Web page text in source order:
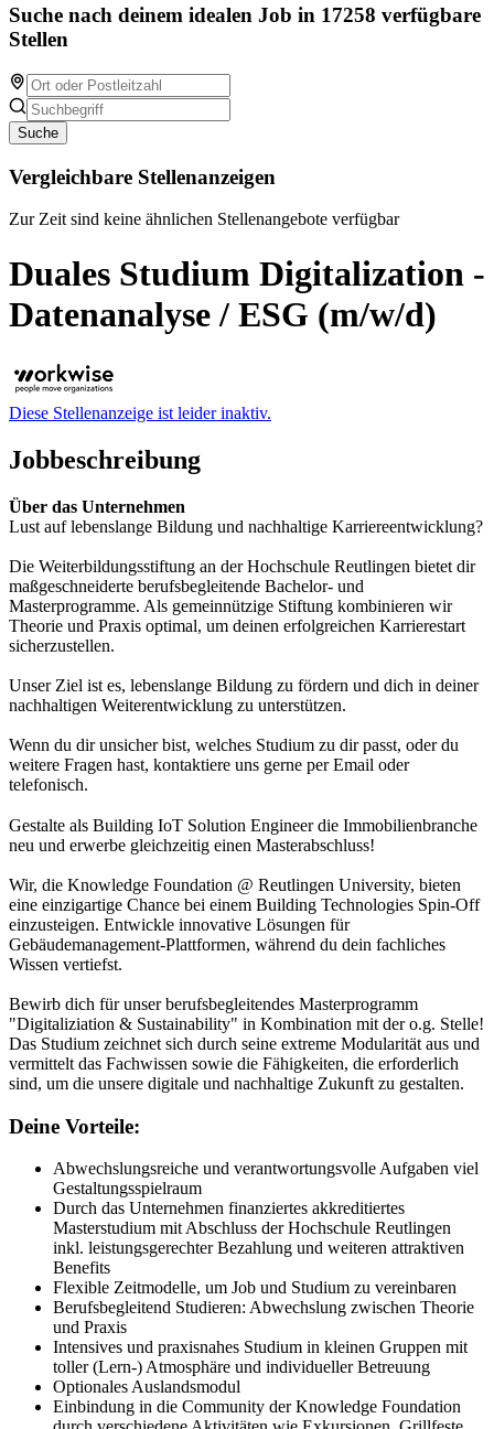
Suche nach deinem idealen Job in 17258 verfügbare
Stellen
Suche
Vergleichbare Stellenanzeigen
Zur Zeit sind keine ähnlichen Stellenangebote verfügbar
Duales Studium Digitalization -
Datenanalyse / ESG (m/w/d)
Diese Stellenanzeige ist leider inaktiv.
Jobbeschreibung
Über das Unternehmen
Lust auf lebenslange Bildung und nachhaltige Karriereentwicklung?
Die Weiterbildungsstiftung an der Hochschule Reutlingen bietet dir
maßgeschneiderte berufsbegleitende Bachelor- und
Masterprogramme. Als gemeinnützige Stiftung kombinieren wir
Theorie und Praxis optimal, um deinen erfolgreichen Karrierestart
sicherzustellen.
Unser Ziel ist es, lebenslange Bildung zu fördern und dich in deiner
nachhaltigen Weiterentwicklung zu unterstützen.
Wenn du dir unsicher bist, welches Studium zu dir passt, oder du
weitere Fragen hast, kontaktiere uns gerne per Email oder
telefonisch.
Gestalte als Building IoT Solution Engineer die Immobilienbranche
neu und erwerbe gleichzeitig einen Masterabschluss!
Wir, die Knowledge Foundation @ Reutlingen University, bieten
eine einzigartige Chance bei einem Building Technologies Spin-Off
einzusteigen. Entwickle innovative Lösungen für
Gebäudemanagement-Plattformen, während du dein fachliches
Wissen vertiefst.
Bewirb dich für unser berufsbegleitendes Masterprogramm
"Digitaliziation & Sustainability" in Kombination mit der o.g. Stelle!
Das Studium zeichnet sich durch seine extreme Modularität aus und
vermittelt das Fachwissen sowie die Fähigkeiten, die erforderlich
sind, um die unsere digitale und nachhaltige Zukunft zu gestalten.
Deine Vorteile:
Abwechslungsreiche und verantwortungsvolle Aufgaben viel
Gestaltungsspielraum
Durch das Unternehmen finanziertes akkreditiertes
Masterstudium mit Abschluss der Hochschule Reutlingen
inkl. leistungsgerechter Bezahlung und weiteren attraktiven
Benefits
Flexible Zeitmodelle, um Job und Studium zu vereinbaren
Berufsbegleitend Studieren: Abwechslung zwischen Theorie
und Praxis
Intensives und praxisnahes Studium in kleinen Gruppen mit
toller (Lern-) Atmosphäre und individueller Betreuung
Optionales Auslandsmodul
Einbindung in die Community der Knowledge Foundation